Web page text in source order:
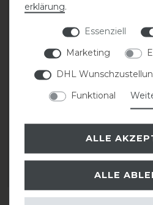
Schuhcreme 75 ml
0.075 Liter | 132,00 € / Liter
ARTIKEL MERKEN
erklärung.
Essenziell
Marketing
DHL
Funktional
ALLE
ALLE